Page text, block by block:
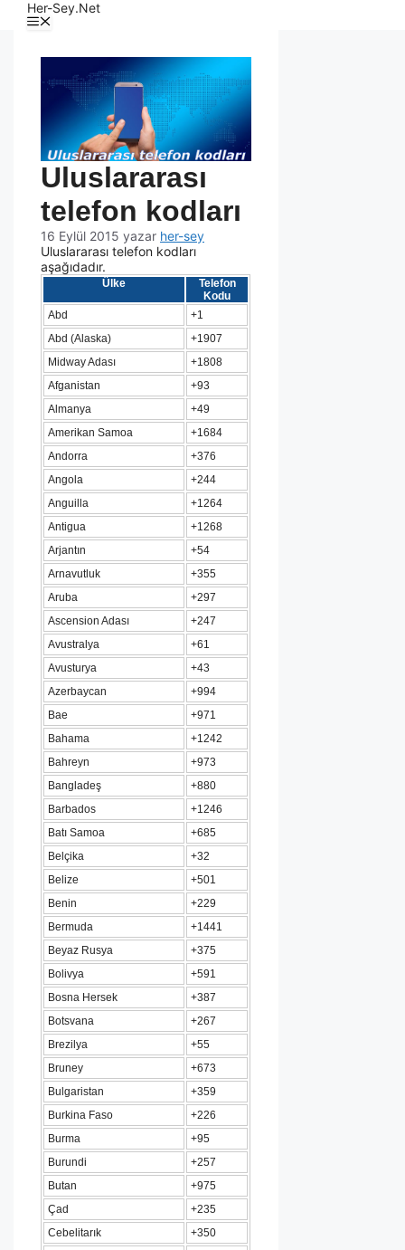
Her-Sey.Net
Uluslararası
telefon kodları
16 Eylül 2015 yazar her-sey
Uluslararası telefon kodları
aşağıdadır.
Ülke
Telefon
Kodu
Abd
+1
Abd (Alaska)
+1907
Midway Adası
+1808
Afganistan
+93
Almanya
+49
Amerikan Samoa
+1684
Andorra
+376
Angola
+244
Anguilla
+1264
Antigua
+1268
Arjantın
+54
Arnavutluk
+355
Aruba
+297
Ascension Adası
+247
Avustralya
+61
Avusturya
+43
Azerbaycan
+994
Bae
+971
Bahama
+1242
Bahreyn
+973
Bangladeş
+880
Barbados
+1246
Batı Samoa
+685
Belçika
+32
Belize
+501
Benin
+229
Bermuda
+1441
Beyaz Rusya
+375
Bolivya
+591
Bosna Hersek
+387
Botsvana
+267
Brezilya
+55
Bruney
+673
Bulgaristan
+359
Burkina Faso
+226
Burma
+95
Burundi
+257
Butan
+975
Çad
+235
Cebelitarık
+350